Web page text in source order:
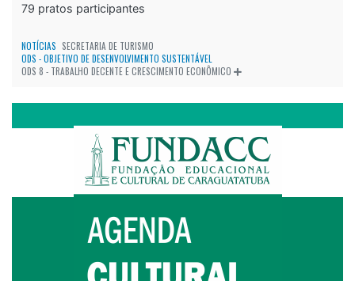
79 pratos participantes
NOTÍCIAS SECRETARIA DE TURISMO
ODS - OBJETIVO DE DESENVOLVIMENTO SUSTENTÁVEL
ODS 8 - TRABALHO DECENTE E CRESCIMENTO ECONÔMICO